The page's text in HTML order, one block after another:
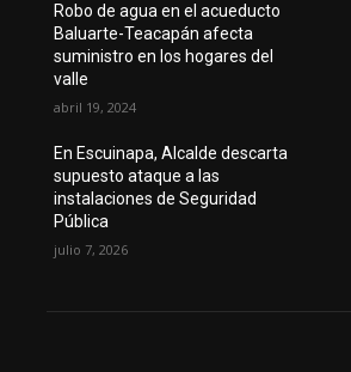
Robo de agua en el acueducto
Baluarte-Teacapán afecta
suministro en los hogares del
valle
abril 19, 2024
En Escuinapa, Alcalde descarta
supuesto ataque a las
instalaciones de Seguridad
Pública
julio 7, 2026